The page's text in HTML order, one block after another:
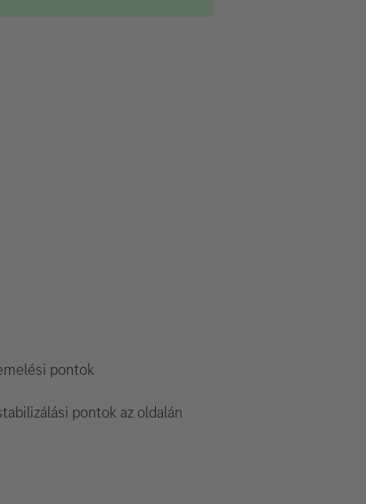
pontok
pontok az oldalán